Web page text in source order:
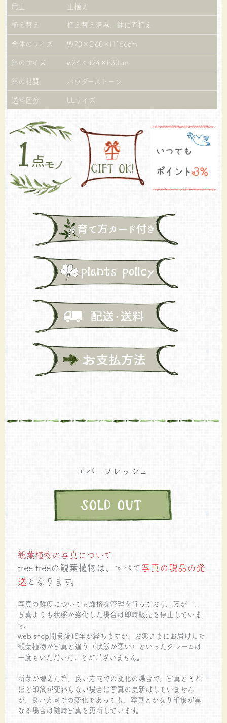
用土
土植え
植え替え
植え替え済み、鉢に直植え
全体のサイズ
W70×D60×H156cm
鉢のサイズ
w24×d24×h30cm
鉢の材質
パウダーストーン
送料区分
LLサイズ
エバーフレッシュ
観葉植物の写真について
tree treeの観葉植物は、すべて写真の現品の発
送 となります。
写真の鮮度についても厳格な管理を行っており、万が一、
写真よりも状態が劣化した場合は即時販売を停止していま
す。
web shop開業後15年が経ちますが、お客さまにお届けした
観葉植物が写真と違う（状態が悪い）といったクレームは
一度もいただいたことがございません。
新芽が増えた等、良い方向での変化の場合で、写真とそれ
ほど印象が変わらない場合は写真の更新はしていません
が、良い方向での変化であっても、写真とかなり印象が異
なる場合は随時写真を更新しています。